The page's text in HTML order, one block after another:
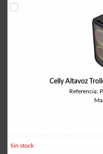
Celly Altavoz
Referencia:
Sin stock